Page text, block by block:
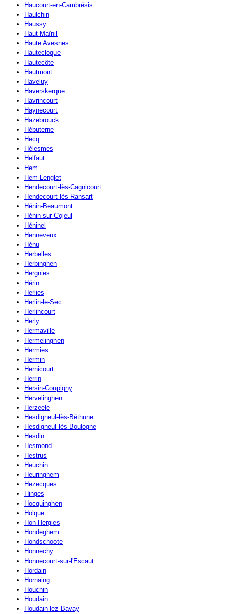
Haucourt-en-Cambrésis
Haulchin
Haussy
Haut-Maînil
Haute Avesnes
Hautecloque
Hautecôte
Hautmont
Haveluy
Haverskerque
Havrincourt
Haynecourt
Hazebrouck
Hébuterne
Hecq
Hélesmes
Helfaut
Hem
Hem-Lenglet
Hendecourt-lès-Cagnicourt
Hendecourt-lès-Ransart
Hénin-Beaumont
Hénin-sur-Cojeul
Héninel
Henneveux
Hénu
Herbelles
Herbinghen
Hergnies
Hérin
Herlies
Herlin-le-Sec
Herlincourt
Herly
Hermaville
Hermelinghen
Hermies
Hermin
Hernicourt
Herrin
Hersin-Coupigny
Hervelinghen
Herzeele
Hesdigneul-lès-Béthune
Hesdigneul-lès-Boulogne
Hesdin
Hesmond
Hestrus
Heuchin
Heuringhem
Hezecques
Hinges
Hocquinghen
Holque
Hon-Hergies
Hondeghem
Hondschoote
Honnechy
Honnecourt-sur-l'Escaut
Hordain
Hornaing
Houchin
Houdain
Houdain-lez-Bavay